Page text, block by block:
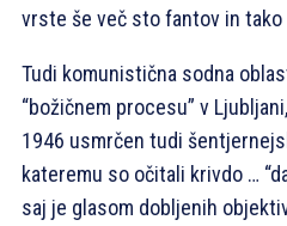
vrste še več sto fantov in
Tudi komunistična sodna
“božičnem procesu” v
1946 usmrčen tudi
kateremu so očitali krivdo …
saj je glasom dobljenih